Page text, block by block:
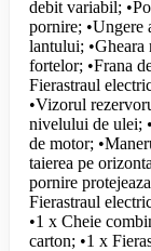
debit variabil;
pornire; •Ungere
lantului; •Gheara
fortelor; •Frana
Fierastraul
•Vizorul
nivelului de ulei;
de motor;
taierea pe
pornire
Fierastraul
•1 x Cheie
carton; •1 x